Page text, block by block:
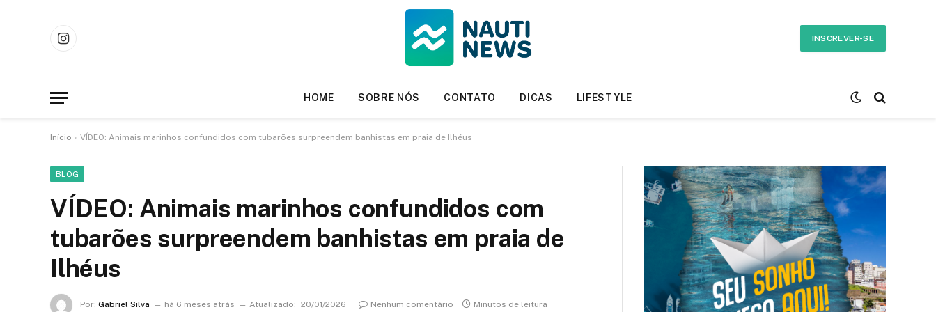
Instagram
INSCREVER-SE
HOME SOBRE NÓS CONTATO DICAS LIFESTYLE
Início » VÍDEO: Animais marinhos confundidos com tubarões surpreendem banhistas em praia de Ilhéus
BLOG
VÍDEO: Animais marinhos confundidos com
tubarões surpreendem banhistas em praia de
Ilhéus
Por: Gabriel Silva há 6 meses atrás Atualizado: 20/01/2026 Nenhum comentário Minutos de leitura